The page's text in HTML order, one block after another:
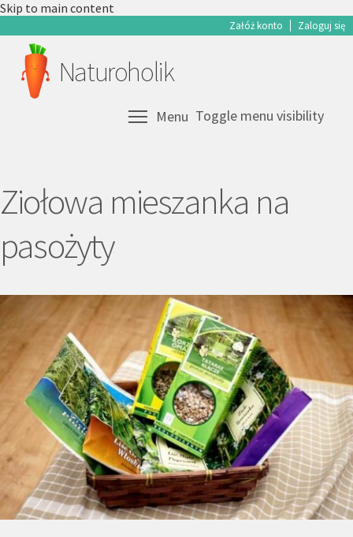
Skip to main content
Załóż konto Zaloguj się
Naturoholik
Menu Toggle menu visibility
Ziołowa mieszanka na
pasożyty